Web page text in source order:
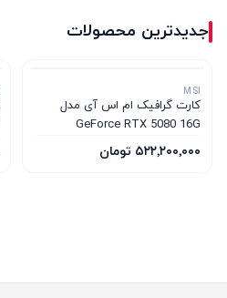
جدیدترین محصولات
MSI
کارت گرافیک ام‌ اس‌ آی مدل
GeForce RTX 5080 16G
VENTUS 3X OC WHITE
۵۲۲٬۲۰۰٬۰۰۰ تومان